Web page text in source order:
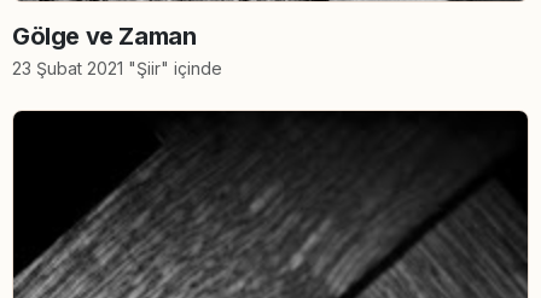
Gölge ve Zaman
23 Şubat 2021 "Şiir" içinde